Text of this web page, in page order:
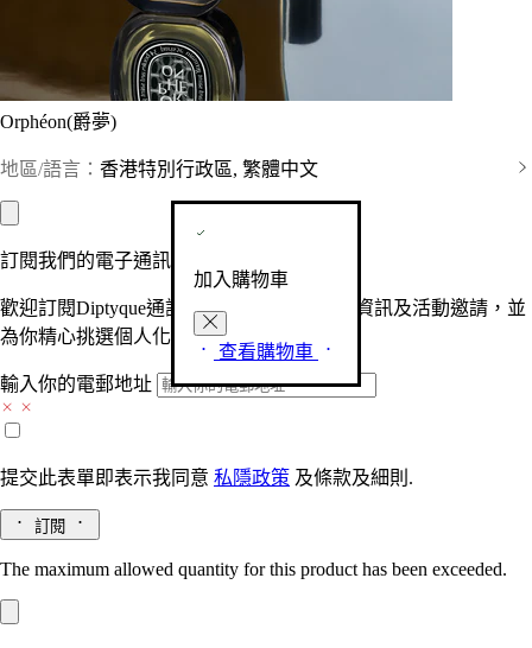
Orphéon(爵夢)
地區/語言： 香港特別行政區, 繁體中文
加入購物車
查看購物車
訂閱我們的電子通訊
歡迎訂閱Diptyque通訊，接收品牌最新產品資訊及活動邀請，並
為你精心挑選個人化的驚喜及禮物。
輸入你的電郵地址
提交此表單即表示我同意 私隱政策 及條款及細則.
訂閱
The maximum allowed quantity for this product has been exceeded.